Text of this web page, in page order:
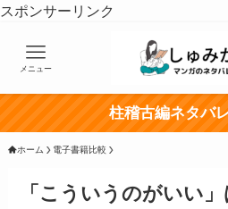
スポンサーリンク
メニュー
柱稽古編ネタバ
ホーム 電子書籍比較
「こういうのがいい